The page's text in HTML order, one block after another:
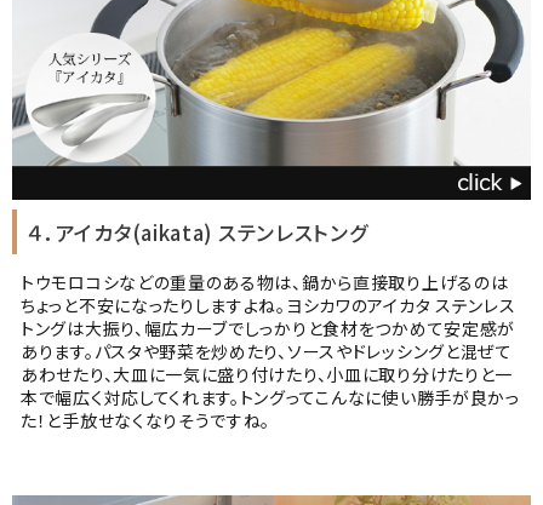
４．アイカタ(aikata) ステンレストング
トウモロコシなどの重量のある物は、鍋から直接取り上げるのは
ちょっと不安になったりしますよね。ヨシカワのアイカタ ステンレス
トングは大振り、幅広カーブでしっかりと食材をつかめて安定感が
あります。パスタや野菜を炒めたり、ソースやドレッシングと混ぜて
あわせたり、大皿に一気に盛り付けたり、小皿に取り分けたりと一
本で幅広く対応してくれます。トングってこんなに使い勝手が良かっ
た！と手放せなくなりそうですね。